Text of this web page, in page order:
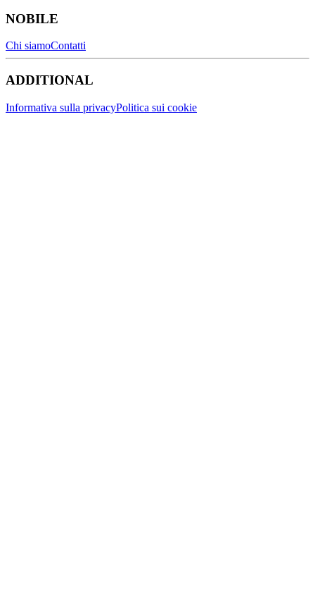
NOBILE
Chi siamoContatti
ADDITIONAL
Informativa sulla privacyPolitica sui cookie